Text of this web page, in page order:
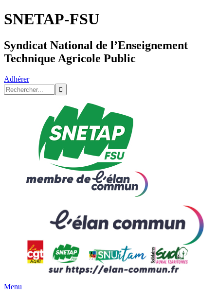
SNETAP-FSU
Syndicat National de l’Enseignement
Technique Agricole Public
Adhérer
Menu